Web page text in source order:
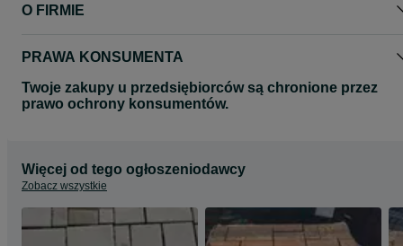
O FIRMIE
PRAWA KONSUMENTA
Twoje zakupy u przedsiębiorców są chronione przez
prawo ochrony konsumentów.
Więcej od tego ogłoszeniodawcy
Zobacz wszystkie